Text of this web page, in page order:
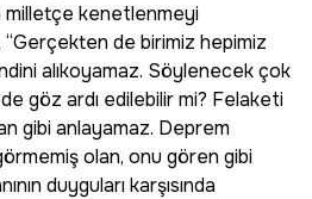
milletçe kenetlenmeyi
de birimiz hepimiz
alıkoyamaz. Söylenecek çok
göz ardı edilebilir mi? Felaketi
gibi anlayamaz. Deprem
olan, onu gören gibi
duyguları karşısında